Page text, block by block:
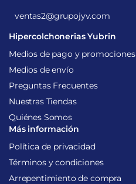
ventas2@grupojyv.com
Hipercolchonerias Yubrin
Medios de pago y promociones
Medios de envío
Preguntas Frecuentes
Nuestras Tiendas
Quiénes Somos
Más información
Política de privacidad
Términos y condiciones
Arrepentimiento de compra